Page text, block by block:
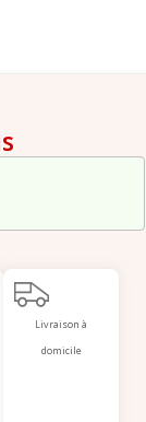
Livraison à
domicile